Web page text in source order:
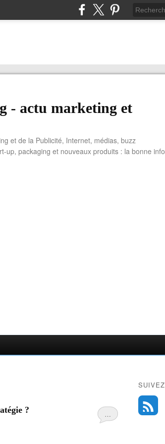
- actu marketing et
et de la Publicité, Internet, médias, buzz
up, packaging et nouveaux produits : la bonne info
…
?